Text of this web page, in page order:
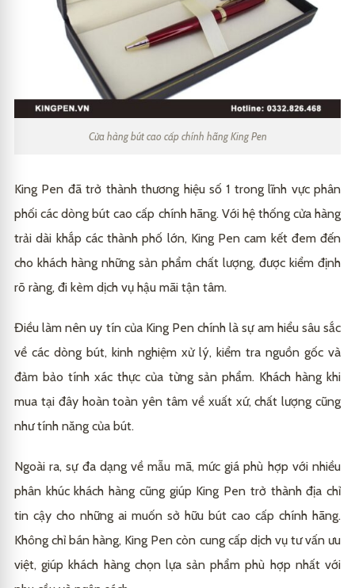
Cửa hàng bút cao cấp chính hãng King Pen
King Pen đã trở thành thương hiệu số 1 trong lĩnh vực phân
phối các dòng bút cao cấp chính hãng. Với hệ thống cửa hàng
trải dài khắp các thành phố lớn, King Pen cam kết đem đến
cho khách hàng những sản phẩm chất lượng, được kiểm định
rõ ràng, đi kèm dịch vụ hậu mãi tận tâm.
Điều làm nên uy tín của King Pen chính là sự am hiểu sâu sắc
về các dòng bút, kinh nghiệm xử lý, kiểm tra nguồn gốc và
đảm bảo tính xác thực của từng sản phẩm. Khách hàng khi
mua tại đây hoàn toàn yên tâm về xuất xứ, chất lượng cũng
như tính năng của bút.
Ngoài ra, sự đa dạng về mẫu mã, mức giá phù hợp với nhiều
phân khúc khách hàng cũng giúp King Pen trở thành địa chỉ
tin cậy cho những ai muốn sở hữu bút cao cấp chính hãng.
Không chỉ bán hàng, King Pen còn cung cấp dịch vụ tư vấn ưu
việt, giúp khách hàng chọn lựa sản phẩm phù hợp nhất với